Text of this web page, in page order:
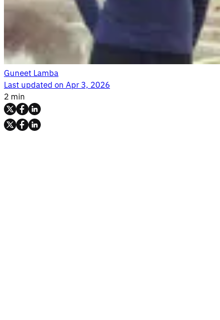
Guneet Lamba
Last updated onApr 3, 2026
2 min